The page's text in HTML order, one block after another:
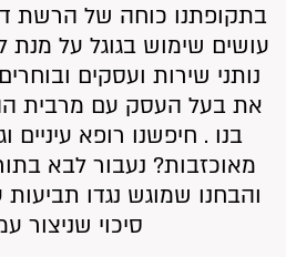
בתקופתנו כוחה של הרשת
עושים שימוש בגוגל על מנת
נותני שירות ועסקים
את בעל העסק עם מרבית
בנו . חיפשנו רופא עיניים
מאוכזבות? נעבור לבא
והבחנו שמוגש נגדו
סיכוי שניצור